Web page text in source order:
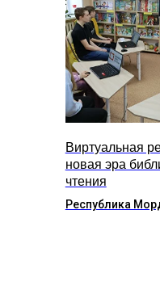
Виртуальная
новая эра
чтения
Республика